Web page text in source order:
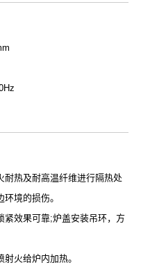
耐热及耐高温纤维进行隔热处
境的损伤。
紧效果可靠;炉盖安装吊环，方
火给炉内加热。